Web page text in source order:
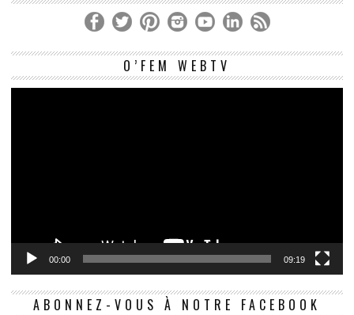
O’FEM WEBTV
00:00 09:19
ABONNEZ-VOUS À NOTRE FACEBOOK